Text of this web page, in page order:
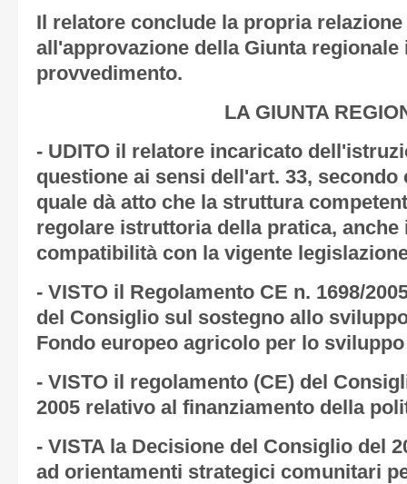
Il relatore conclude la propria
all'approvazione della Giunta regionale
provvedimento.
LA GIUNTA
- UDITO il relatore incaricato
questione ai sensi dell'art. 33,
quale dà atto che la struttura
regolare istruttoria della pratica, anche
compatibilità con la vigente
- VISTO il Regolamento CE n. 1698/
del Consiglio sul sostegno allo
Fondo europeo agricolo per lo
- VISTO il regolamento (CE) del
2005 relativo al finanziamento della
- VISTA la Decisione del Consiglio del
ad orientamenti strategici comunitari